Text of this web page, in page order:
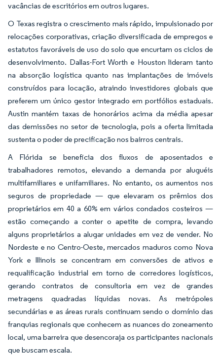
vacâncias de escritórios em outros lugares.
O Texas registra o crescimento mais rápido, impulsionado por
relocações corporativas, criação diversificada de empregos e
estatutos favoráveis de uso do solo que encurtam os ciclos de
desenvolvimento. Dallas-Fort Worth e Houston lideram tanto
na absorção logística quanto nas implantações de imóveis
construídos para locação, atraindo investidores globais que
preferem um único gestor integrado em portfólios estaduais.
Austin mantém taxas de honorários acima da média apesar
das demissões no setor de tecnologia, pois a oferta limitada
sustenta o poder de precificação nos bairros centrais.
A Flórida se beneficia dos fluxos de aposentados e
trabalhadores remotos, elevando a demanda por aluguéis
multifamiliares e unifamiliares. No entanto, os aumentos nos
seguros de propriedade — que elevaram os prêmios dos
proprietários em 40 a 60% em vários condados costeiros —
estão começando a conter o apetite de compra, levando
alguns proprietários a alugar unidades em vez de vender. No
Nordeste e no Centro-Oeste, mercados maduros como Nova
York e Illinois se concentram em conversões de ativos e
requalificação industrial em torno de corredores logísticos,
gerando contratos de consultoria em vez de grandes
metragens quadradas líquidas novas. As metrópoles
secundárias e as áreas rurais continuam sendo o domínio das
franquias regionais que conhecem as nuances do zoneamento
local, uma barreira que desencoraja os participantes nacionais
que buscam escala.